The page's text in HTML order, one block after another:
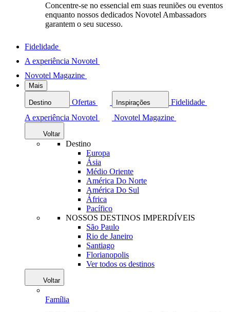
Concentre-se no essencial em suas reuniões ou eventos
enquanto nossos dedicados Novotel Ambassadors
garantem o seu sucesso.
Fidelidade
A experiência Novotel
Novotel Magazine
Mais
Destino Ofertas Inspirações
Fidelidade
A experiência Novotel
Novotel Magazine
Voltar
Destino
Europa
Ásia
Médio Oriente
América Do Norte
América Do Sul
África
Pacífico
NOSSOS DESTINOS IMPERDÍVEIS
São Paulo
Rio de Janeiro
Santiago
Florianopolis
Ver todos os destinos
Voltar
Família